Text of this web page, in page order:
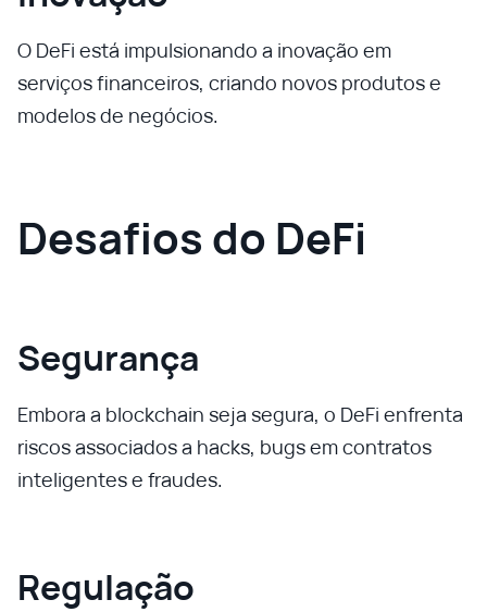
O DeFi está impulsionando a inovação em
serviços financeiros, criando novos produtos e
modelos de negócios.
Desafios do DeFi
Segurança
Embora a blockchain seja segura, o DeFi enfrenta
riscos associados a hacks, bugs em contratos
inteligentes e fraudes.
Regulação